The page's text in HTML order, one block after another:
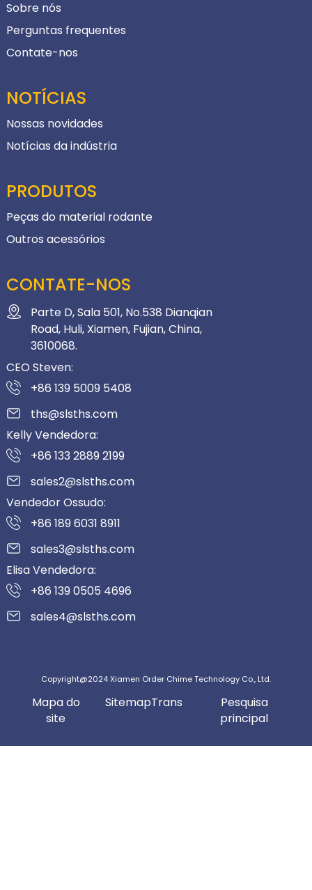
Sobre nós
Perguntas frequentes
Contate-nos
NOTÍCIAS
Nossas novidades
Notícias da indústria
PRODUTOS
Peças do material rodante
Outros acessórios
CONTATE-NOS
Parte D, Sala 501, No.538 Dianqian
Road, Huli, Xiamen, Fujian, China,
3610068.
CEO Steven:
+86 139 5009 5408
ths@slsths.com
Kelly Vendedora:
+86 133 2889 2199
sales2@slsths.com
Vendedor Ossudo:
+86 189 6031 8911
sales3@slsths.com
Elisa Vendedora:
+86 139 0505 4696
sales4@slsths.com
Copyright@2024 Xiamen Order Chime Technology Co., Ltd.
Mapa do
site
SitemapTrans
Pesquisa
principal